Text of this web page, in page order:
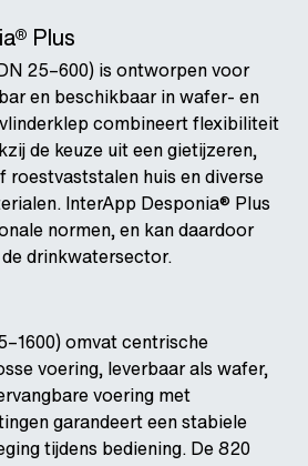
Plus
25–600) is ontworpen voor
en beschikbaar in wafer- en
combineert flexibiliteit
de keuze uit een gietijzeren,
roestvaststalen huis en diverse
InterApp Desponia® Plus
normen, en kan daardoor
drinkwatersector.
omvat centrische
voering, leverbaar als wafer,
voering met
garandeert een stabiele
tijdens bediening. De 820